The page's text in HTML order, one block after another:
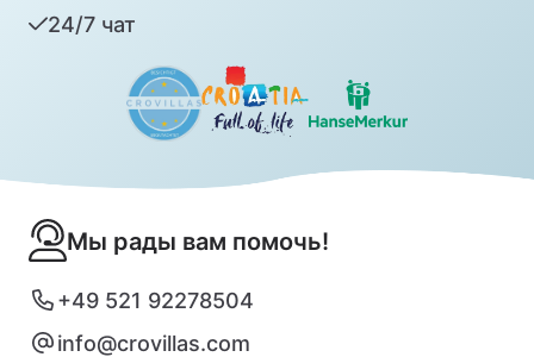
24/7 чат
Мы рады вам помочь!
+49 521 92278504
info@crovillas.com